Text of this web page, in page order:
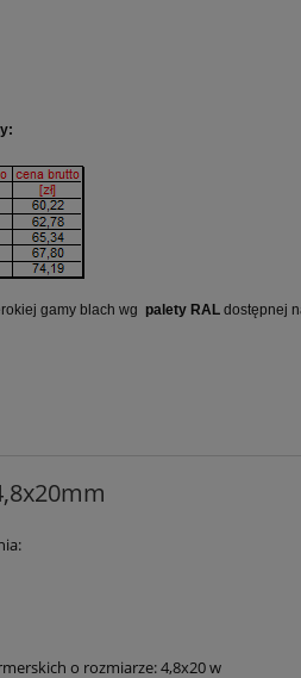
gamy blach wg palety RAL dostępnej
o rozmiarze: 4,8x20 w